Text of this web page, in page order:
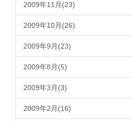
2009年11月(23)
2009年10月(26)
2009年9月(23)
2009年8月(5)
2009年3月(3)
2009年2月(16)